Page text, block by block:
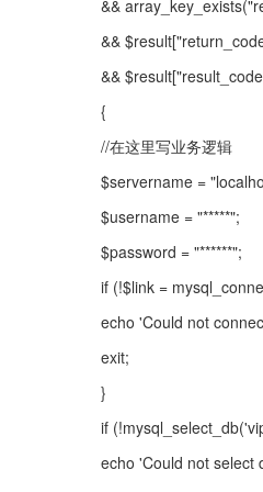
&&
&&
&&
{
//在这里写业务逻辑
$servername =
$username = "*****";
$password = "******";
if (!$link =
echo 'Could not
exit;
}
if
echo 'Could not select